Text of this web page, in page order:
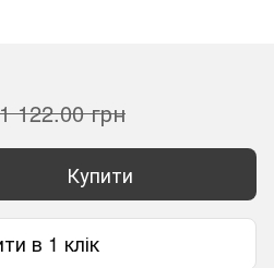
1 122.00 грн
Купити
в 1 клік